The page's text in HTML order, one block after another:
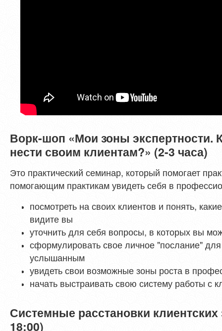
Ворк-шоп «Мои зоны экспертности.
нести своим клиентам?» (2-3 часа)
Это практический семинар, который помогает
помогающим практикам увидеть себя в
посмотреть на своих клиентов и понять,
видите вы
уточнить для себя вопросы, в которых вы
сформулировать свое личное "послание"
услышанным
увидеть свои возможные зоны роста в
начать выстраивать свою систему работы с
Системные расстановки
18:00)